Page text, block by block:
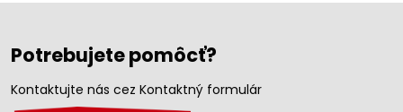
Potrebujete pomôcť?
Kontaktujte nás cez Kontaktný formulár